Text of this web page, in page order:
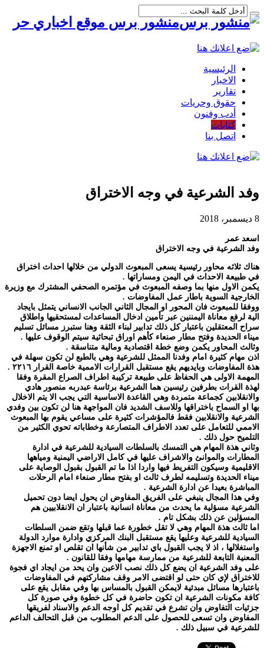
منشور برس موقع اخباري حر
الرئيسية
الاخبار
تقارير
حقوق وحريات
أدب وفنون
كتابات
اتصل بنا
وفد الشرعية في وجه الاختراق
8 ديسمبر، 2018
اسعد عمر
وفد الشرعية في وجه الاختراق
هناك ثلاثه محاور رئيسية يسعى المبعوث الدولي من خلالها احداث اختراق
في طبيعة الاحداث في اليمن ومساراتها .
يكمن الاول منها بما وصفه المبعوث في مؤتمره الصحفي المشترك مع وزيرة
الخارجية السوية باطار عمل المفاوضات .
ووفقا للمبعوث فان المحور او المجال الثاني الجانب الانساني يتمثل بايجاد
الية لرفع معاناة اليمننين عبر تأمين ادخال المساعدات لمستحقيها واطلاق
سراح المعتقلين باعتبار كل ذلك تدابير لبناء الثقة وهنا ستبرز مسائل تسليم
ميناء الحديدة وفتح مطار صنعاء كأهم اوراق تبحاثية سيتم الوقوف عليها .
وثالث المحاور يكمن وضع خطة اقتصادية ومالية متناسقة .
اذن مهام كثيرة امام وفدنا الممثل للشرعية وهي بالطبع لن تكون سهلة في
هذة المفاوضات وبايديهم يقع مستقبل القرارات الاممية خاصة القرار ٢٢١٦ .
المهمة الاولى هي الحفاظ على طبيعة تركيبة اطراف الصراع المقرة وفقا
لهذة القرات بطرفين رئيسين هما الشرعية برئاسة عبدربه منصور هادي
والانقلابين كجماعة متمردة وهي القاعدة الاساسية التي يجب الا يتم الاخلال
بها او السماح باختراقها وللاسف الشديد فان المواجهة هنا لن تكون بين وفدي
الشرعية والانقلابين فقط فالمؤشرات كثيرة على مساعي يقوم بها المبعوث
الاممي للتعامل على تعدد الاطراف المتصارعة وخطاباته تحوي الكثير من
التلميح حول ذلك .
وثاني هذة المهام هي التمسك بالسلطات السيادية للشرعية في ادارة
المطارات والموانئ والاشراف عليها في كامل الاراضي اليمنية ومياهها
الاقليمية وسيكون التفريط فيها واردا اذا ما تم القبول بقبول الوصاية على
ميناء الحديدة وتسليمه لطرف ثالث او بفتح مطار صنعاء امام الرحلات
المباشرة بعيدا عن ادارة الشرعية .
وفي هذا المجال ينبغي على الفريق المفاوض ان يحول ايضا دون تحميل
الشرعية مسؤلية ما يحدث من معاناة انسانية باعتبار ان الانقلابيين هم
المسؤلين عن ذلك بشكل تام .
اما ثالث هذة المهام وهي لا تقل خطورة عما قبلها وتقع ضمن السلطات
السيادية للشرعية وعليها يقع مستقبل البنك المركزي وادارة موارد الدولة
واستغلالها ، اذ لا يجب القبول باي تدابير من شأنها ان تقلص او تمنع الاجهزة
المعنية التابعة للشرعية من ممارسة مهامها وفقا للقانون .
على وفد الشرعية ان يضع كل ذلك نصب الاعين وان يحد من ايجاد اي فجوة
للاختراق لإي كان حتى لو اقتضى الامر وقف مشاركتهم في المفاوضات
باعتبارها مسائل مبدئية لايمكن القبول بالمساس بها وفي مقابل يقع على
كافة مكونات الشرعية ان تكون حاضرة في كل خطوة وفي صورة كل
جزئيات التفاوض وان تشرع في تقديم كل اوجه الدعم والاسناد لفريقها
المفاوض وان تسعى للحصول على الدعم المطلوب من قبل التحالف الداعم
للشرعية في سبيل ذلك .